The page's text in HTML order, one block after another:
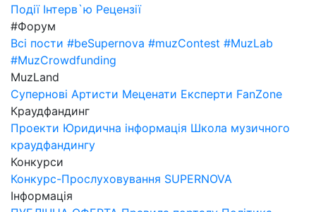
Події Інтерв`ю Рецензії
#Форум
Всі пости #beSupernova #muzContest #MuzLab
#MuzCrowdfunding
MuzLand
Супернові Артисти Меценати Експерти FanZone
Краудфандинг
Проекти Юридична інформація Школа музичного
краудфандингу
Конкурси
Конкурс-Прослуховування SUPERNOVA
Інформація